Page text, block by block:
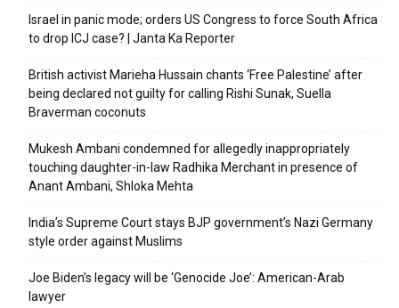
Israel in panic mode; orders US Congress to force South Africa
to drop ICJ case? | Janta Ka Reporter
British activist Marieha Hussain chants ‘Free Palestine’ after
being declared not guilty for calling Rishi Sunak, Suella
Braverman coconuts
Mukesh Ambani condemned for allegedly inappropriately
touching daughter-in-law Radhika Merchant in presence of
Anant Ambani, Shloka Mehta
India’s Supreme Court stays BJP government’s Nazi Germany
style order against Muslims
Joe Biden’s legacy will be ‘Genocide Joe’: American-Arab
lawyer